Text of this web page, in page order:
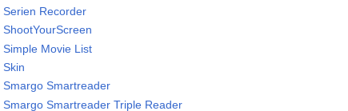
Serien Recorder
ShootYourScreen
Simple Movie List
Skin
Smargo Smartreader
Smargo Smartreader Triple Reader